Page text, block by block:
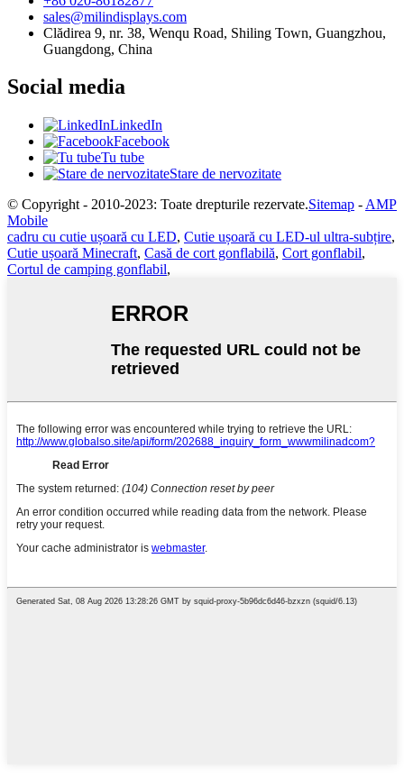
sales@milindisplays.com
Clădirea 9, nr. 38, Wenqu Road, Shiling Town, Guangzhou,
Guangdong, China
Social media
LinkedIn
Facebook
Tu tube
Stare de nervozitate
© Copyright - 2010-2023: Toate drepturile rezervate.Sitemap - AMP
Mobile
cadru cu cutie ușoară cu LED, Cutie ușoară cu LED-ul ultra-subțire,
Cutie ușoară Minecraft, Casă de cort gonflabilă, Cort gonflabil,
Cortul de camping gonflabil,